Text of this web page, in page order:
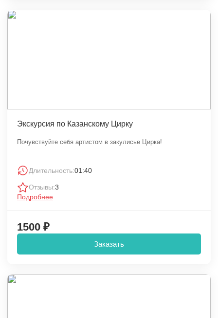
Экскурсия по Казанскому Цирку
Почувствуйте себя артистом в закулисье Цирка!
Длительность:01:40
Отзывы:3
Подробнее
1500 ₽
Заказать